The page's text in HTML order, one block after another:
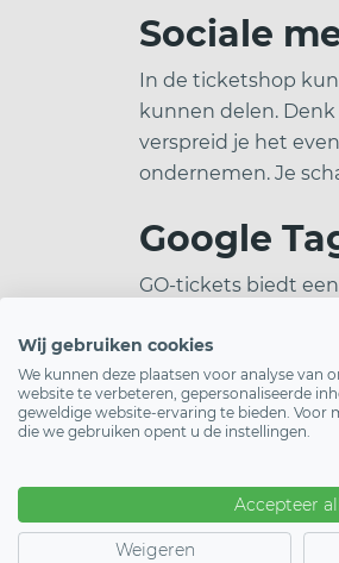
Sociale
In de ticketshop
kunnen delen. Denk
verspreid je het
ondernemen. Je
Google
GO-tickets biedt
ticketshop zonder
via Google
hebben bekeken
over het instellen
combineer
QR-code op je
publiek en verlaag
Wij gebruiken cookies
We kunnen deze plaatsen voor analyse van
website te verbeteren, gepersonaliseerde
geweldige website-ervaring te bieden. Voor
die we gebruiken opent u de instellingen.
Accepteer
Weigeren